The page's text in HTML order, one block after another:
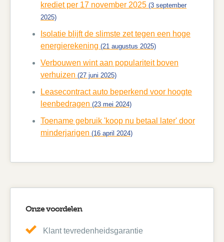
krediet per 17 november 2025 (3 september
2025)
Isolatie blijft de slimste zet tegen een hoge
energierekening (21 augustus 2025)
Verbouwen wint aan populariteit boven
verhuizen (27 juni 2025)
Leasecontract auto beperkend voor hoogte
leenbedragen (23 mei 2024)
Toename gebruik 'koop nu betaal later' door
minderjarigen (16 april 2024)
Onze voordelen
Klant tevredenheidsgarantie